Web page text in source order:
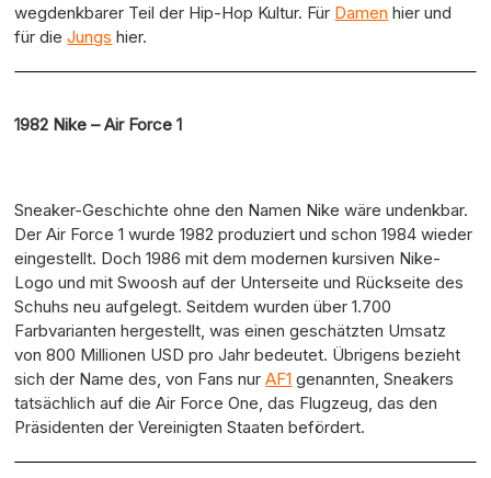
wegdenkbarer Teil der Hip-Hop Kultur. Für Damen hier und
für dieJungs hier.
1982 Nike – Air Force 1
Sneaker-Geschichte ohne den Namen Nike wäre undenkbar.
Der Air Force 1 wurde 1982 produziert und schon 1984 wieder
eingestellt. Doch 1986 mit dem modernen kursiven Nike-
Logo und mit Swoosh auf der Unterseite und Rückseite des
Schuhs neu aufgelegt. Seitdem wurden über 1.700
Farbvarianten hergestellt, was einen geschätzten Umsatz
von 800 Millionen USD pro Jahr bedeutet. Übrigens bezieht
sich der Name des, von Fans nurAF1 genannten, Sneakers
tatsächlich auf die Air Force One, das Flugzeug, das den
Präsidenten der Vereinigten Staaten befördert.